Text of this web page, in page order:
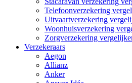
Telefoonverzekering
Uitvaartverzekering
Woonhuisverzekering
Zorgverzekering
Verzekeraars
Aegon
Allianz
Anker